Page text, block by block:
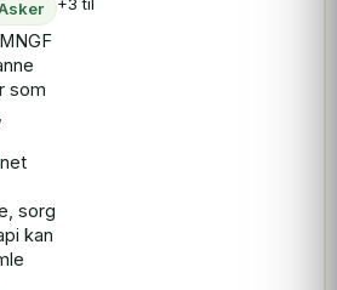
som
sorg
kan